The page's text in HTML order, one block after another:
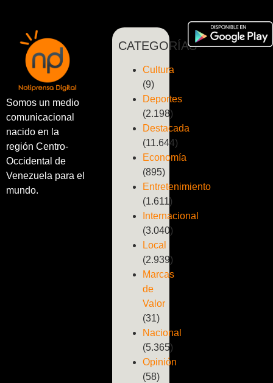
Somos un medio
comunicacional
nacido en la
región Centro-
Occidental de
Venezuela para el
mundo.
CATEGORÍAS
Cultura
(9)
Deportes
(2.198)
Destacada
(11.644)
Economía
(895)
Entretenimiento
(1.611)
Internacional
(3.040)
Local
(2.939)
Marcas
de
Valor
(31)
Nacional
(5.365)
Opinión
(58)